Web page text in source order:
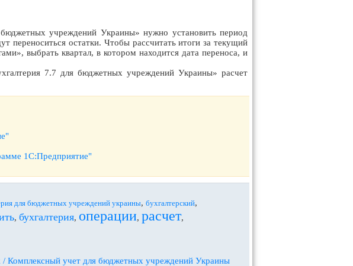
учреждений Украины» нужно установить период
переноситься остатки. Чтобы рассчитать итоги за текущий
выбрать квартал, в котором находится дата переноса, и
7.7 для бюджетных учреждений Украины» расчет
1С:Предприятие"
для бюджетных учреждений украины, бухгалтерский,
, бухгалтерия, операции, расчет,
Комплексный учет для бюджетных учреждений Украины